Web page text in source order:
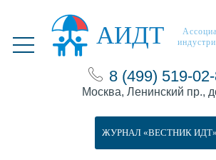
АИДТ
8 (499) 519-
Москва, Ленинский пр.,
ЖУРНАЛ «ВЕСТНИК ИДТ»